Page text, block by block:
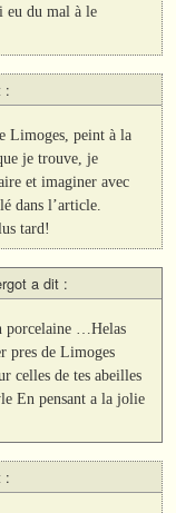
eu du mal à le
:
Limoges, peint à la
je trouve, je
et imaginer avec
dans l’article.
tard!
a dit :
porcelaine …Helas
pres de Limoges
celles de tes abeilles
En pensant a la jolie
: